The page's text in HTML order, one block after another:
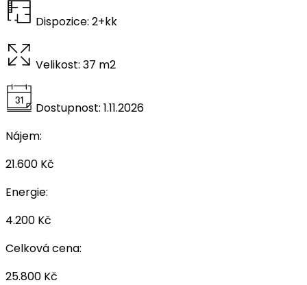
Dispozice: 2+kk
Velikost: 37 m2
Dostupnost: 1.11.2026
Nájem:
21.600 Kč
Energie:
4.200 Kč
Celková cena:
25.800 Kč